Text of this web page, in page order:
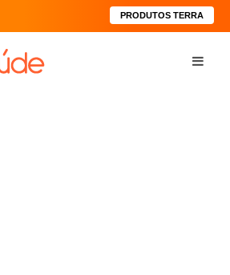
PRODUTOS TERRA